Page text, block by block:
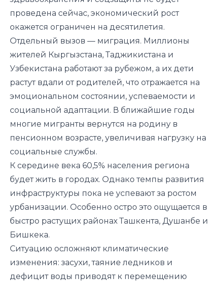
проведена сейчас, экономический рост
окажется ограничен на десятилетия.
Отдельный вызов — миграция. Миллионы
жителей Кыргызстана, Таджикистана и
Узбекистана работают за рубежом, а их дети
растут вдали от родителей, что отражается на
эмоциональном состоянии, успеваемости и
социальной адаптации. В ближайшие годы
многие мигранты вернутся на родину в
пенсионном возрасте, увеличивая нагрузку на
социальные службы.
К середине века 60,5% населения региона
будет жить в городах. Однако темпы развития
инфраструктуры пока не успевают за ростом
урбанизации. Особенно остро это ощущается в
быстро растущих районах Ташкента, Душанбе и
Бишкека.
Ситуацию осложняют климатические
изменения: засухи, таяние ледников и
дефицит воды приводят к перемещению